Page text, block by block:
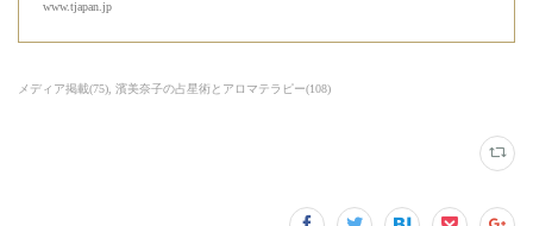
www.tjapan.jp
メディア掲載(75) 濱美奈子の占星術とアロマテラピー(108)